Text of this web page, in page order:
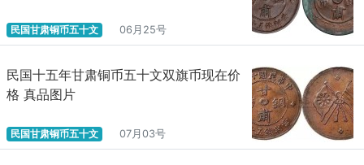
民国甘肃铜币五十文 06月25号
民国十五年甘肃铜币五十文双旗币现在价
格 真品图片
民国甘肃铜币五十文 07月03号